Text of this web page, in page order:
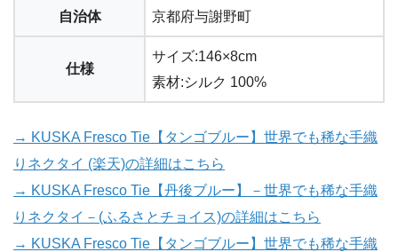
自治体 京都府与謝野町
仕様
サイズ:146×8cm
素材:シルク 100%
→ KUSKA Fresco Tie【タンゴブルー】世界でも稀な手織
りネクタイ (楽天)の詳細はこちら
→ KUSKA Fresco Tie【丹後ブルー】－世界でも稀な手織
りネクタイ－(ふるさとチョイス)の詳細はこちら
→ KUSKA Fresco Tie【タンゴブルー】世界でも稀な手織